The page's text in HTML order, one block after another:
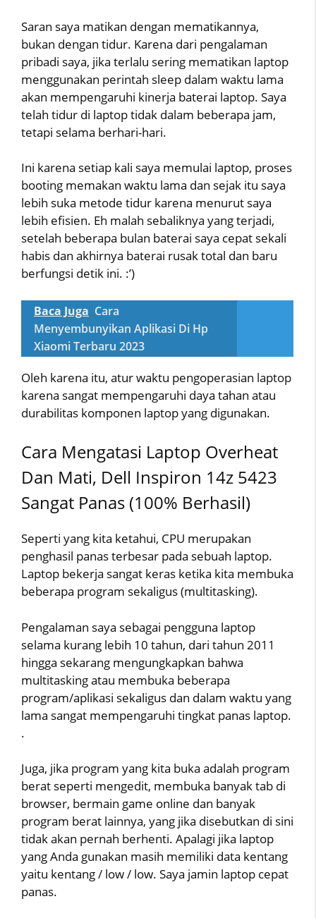
Saran saya matikan dengan mematikannya,
bukan dengan tidur. Karena dari pengalaman
pribadi saya, jika terlalu sering mematikan laptop
menggunakan perintah sleep dalam waktu lama
akan mempengaruhi kinerja baterai laptop. Saya
telah tidur di laptop tidak dalam beberapa jam,
tetapi selama berhari-hari.
Ini karena setiap kali saya memulai laptop, proses
booting memakan waktu lama dan sejak itu saya
lebih suka metode tidur karena menurut saya
lebih efisien. Eh malah sebaliknya yang terjadi,
setelah beberapa bulan baterai saya cepat sekali
habis dan akhirnya baterai rusak total dan baru
berfungsi detik ini. :’)
Baca Juga Cara
Menyembunyikan Aplikasi Di Hp
Xiaomi Terbaru 2023
Oleh karena itu, atur waktu pengoperasian laptop
karena sangat mempengaruhi daya tahan atau
durabilitas komponen laptop yang digunakan.
Cara Mengatasi Laptop Overheat
Dan Mati, Dell Inspiron 14z 5423
Sangat Panas (100% Berhasil)
Seperti yang kita ketahui, CPU merupakan
penghasil panas terbesar pada sebuah laptop.
Laptop bekerja sangat keras ketika kita membuka
beberapa program sekaligus (multitasking).
Pengalaman saya sebagai pengguna laptop
selama kurang lebih 10 tahun, dari tahun 2011
hingga sekarang mengungkapkan bahwa
multitasking atau membuka beberapa
program/aplikasi sekaligus dan dalam waktu yang
lama sangat mempengaruhi tingkat panas laptop.
.
Juga, jika program yang kita buka adalah program
berat seperti mengedit, membuka banyak tab di
browser, bermain game online dan banyak
program berat lainnya, yang jika disebutkan di sini
tidak akan pernah berhenti. Apalagi jika laptop
yang Anda gunakan masih memiliki data kentang
yaitu kentang / low / low. Saya jamin laptop cepat
panas.